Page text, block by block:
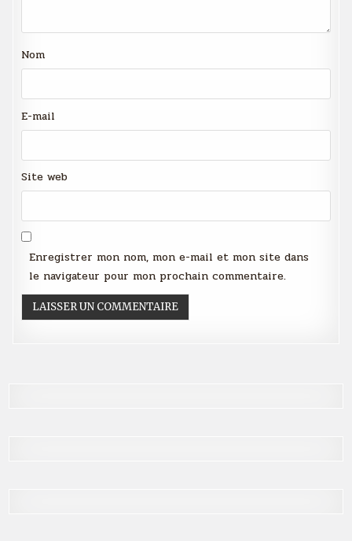
Nom
E-mail
Site web
Enregistrer mon nom, mon e-mail et mon site dans
le navigateur pour mon prochain commentaire.